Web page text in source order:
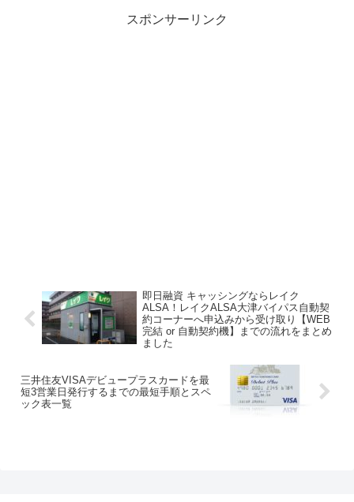
スポンサーリンク
即日融資 キャッシングならレイク
ALSA！レイクALSA大津バイパス自動契
約コーナーへ申込みから受け取り【WEB
完結 or 自動契約機】までの流れをまとめ
ました
三井住友VISAデビュープラスカードを最
短3営業日発行するまでの最短手順とスペ
ック表一覧